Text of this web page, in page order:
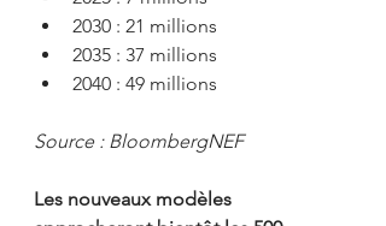
2030 : 21 millions
2035 : 37 millions
2040 : 49 millions
Source : BloombergNEF
Les nouveaux modèles